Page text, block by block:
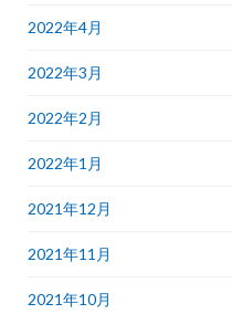
2022年4月
2022年3月
2022年2月
2022年1月
2021年12月
2021年11月
2021年10月